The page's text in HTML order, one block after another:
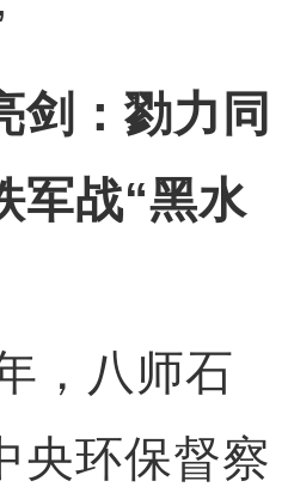
：勠力同
军战“黑水
八师石
央环保督察